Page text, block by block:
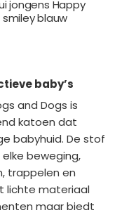
jongens Happy
smiley blauw
baby’s
and Dogs is
katoen dat
babyhuid. De stof
beweging,
trappelen en
lichte materiaal
maar biedt